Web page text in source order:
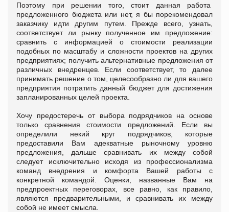
Поэтому при решении того, стоит данная работа
предложенного бюджета или нет, я бы порекомендовал
заказчику идти другим путем. Прежде всего, узнать,
соответствует ли рынку полученное им предложение:
сравнить с информацией о стоимости реализации
подобных по масштабу и сложности проектов на других
предприятиях; получить альтернативные предложения от
различных внедренцев. Если соответствует, то далее
принимать решение о том, целесообразно ли для вашего
предприятия потратить данный бюджет для достижения
запланированных целей проекта.
Хочу предостеречь от выбора подрядчиков на основе
только сравнения стоимости предложений. Если вы
определили некий круг подрядчиков, которые
предоставили Вам адекватные рыночному уровню
предложения, дальше сравнивать их между собой
следует исключительно исходя из профессионализма
команд внедрения и комфорта Вашей работы с
конкретной командой. Оценки, названные Вам на
предпроектных переговорах, все равно, как правило,
являются предварительными, и сравнивать их между
собой не имеет смысла.